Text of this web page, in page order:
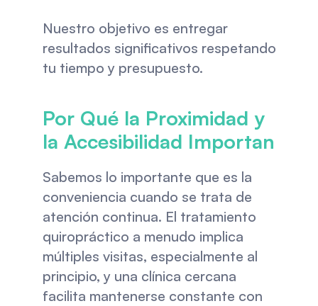
Nuestro objetivo es entregar
resultados significativos respetando
tu tiempo y presupuesto.
Por Qué la Proximidad y
la Accesibilidad Importan
Sabemos lo importante que es la
conveniencia cuando se trata de
atención continua. El tratamiento
quiropráctico a menudo implica
múltiples visitas, especialmente al
principio, y una clínica cercana
facilita mantenerse constante con